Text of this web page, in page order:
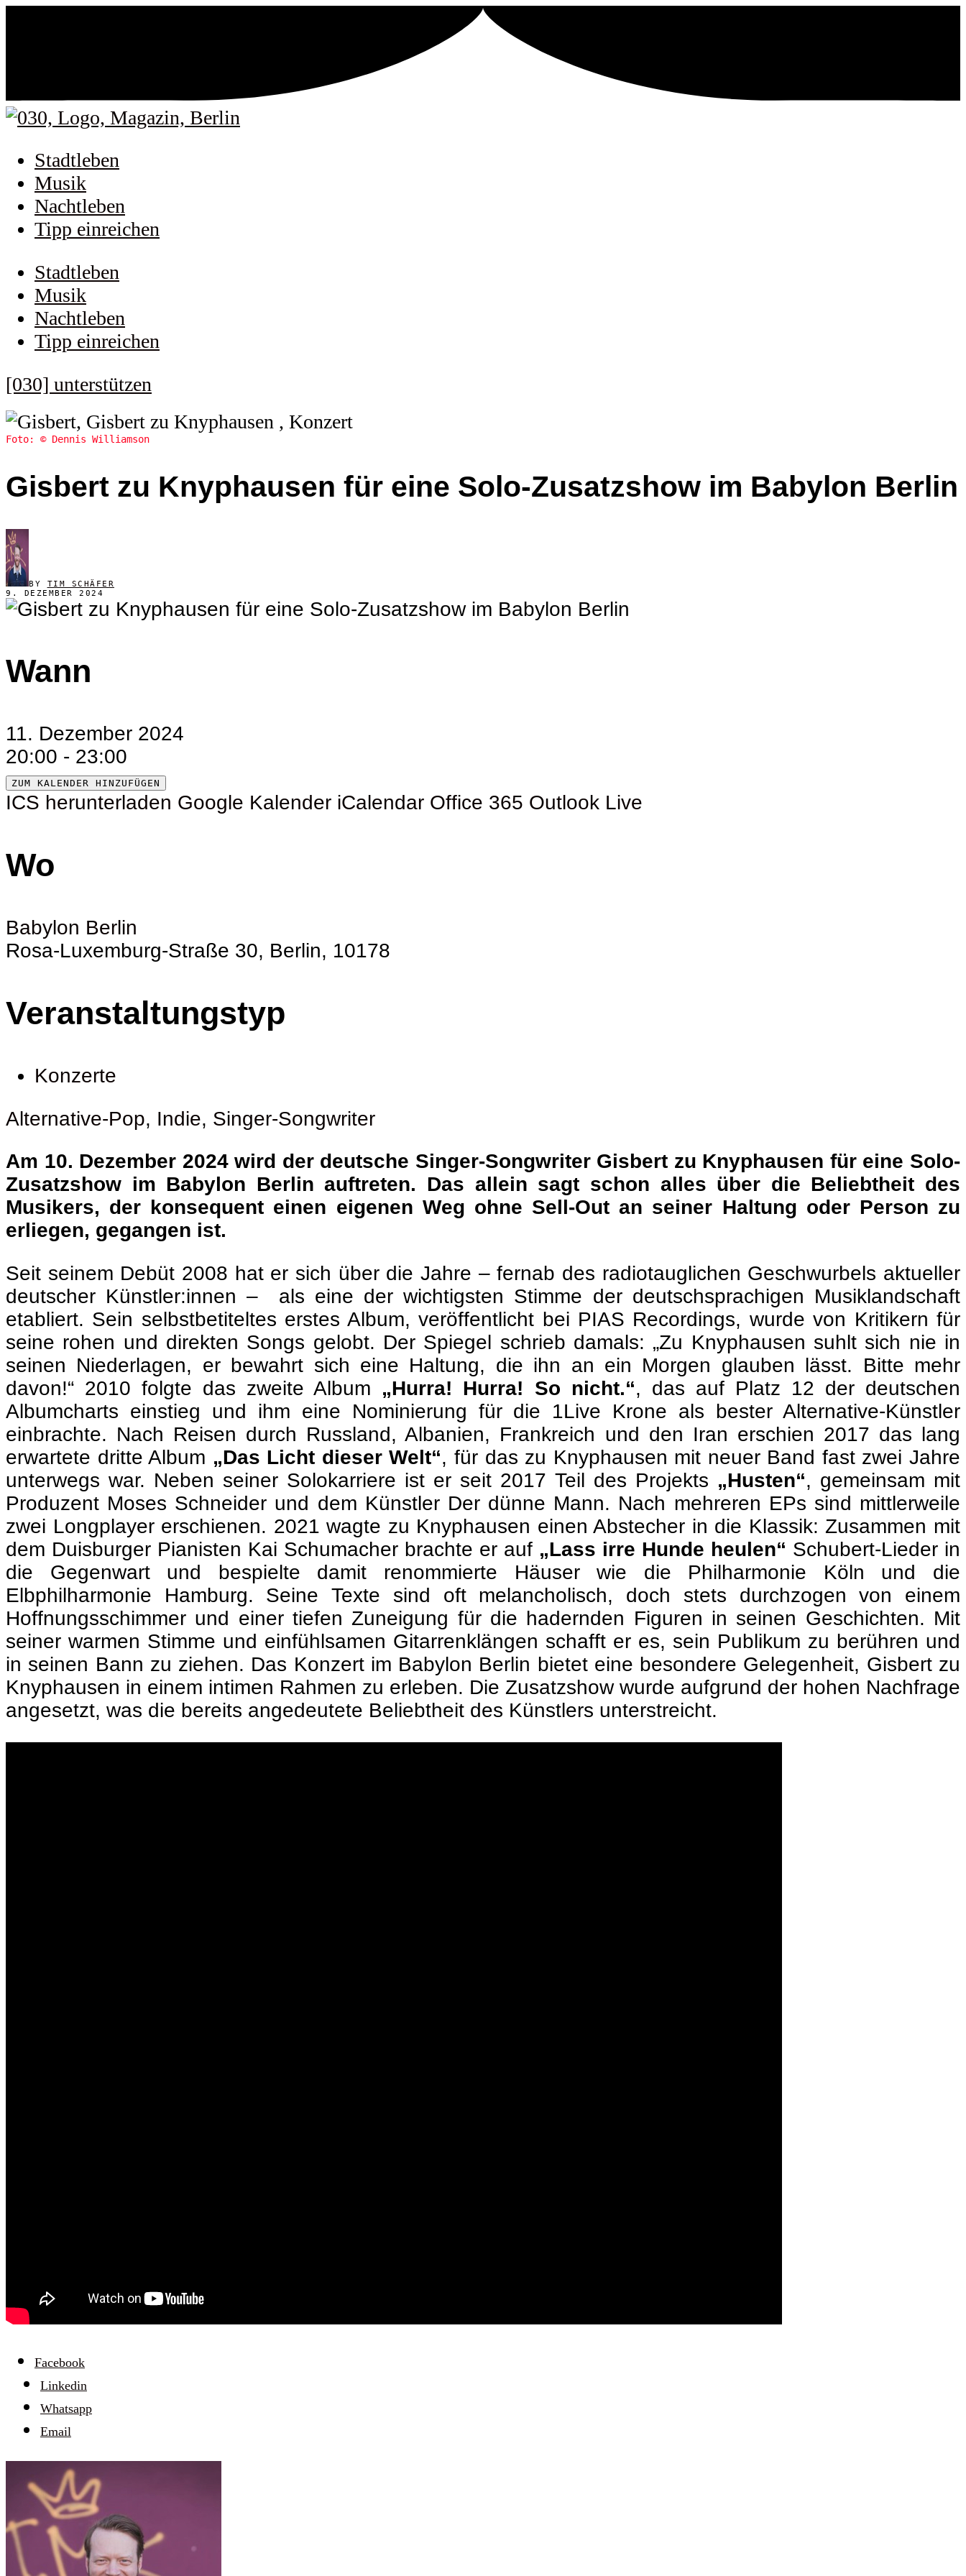
Stadtleben
Musik
Nachtleben
Tipp einreichen
Stadtleben
Musik
Nachtleben
Tipp einreichen
[030] unterstützen
Foto: © Dennis Williamson
Gisbert zu Knyphausen für eine Solo-Zusatzshow im Babylon Berlin
BY TIM SCHÄFER
9. DEZEMBER 2024
Wann
11. Dezember 2024
20:00 - 23:00
ZUM KALENDER HINZUFÜGEN
ICS herunterladen Google Kalender iCalendar Office 365 Outlook Live
Wo
Babylon Berlin
Rosa-Luxemburg-Straße 30, Berlin, 10178
Veranstaltungstyp
Konzerte
Alternative-Pop, Indie, Singer-Songwriter
Am 10. Dezember 2024 wird der deutsche Singer-Songwriter Gisbert zu Knyphausen für eine Solo-
Zusatzshow im Babylon Berlin auftreten. Das allein sagt schon alles über die Beliebtheit des
Musikers, der konsequent einen eigenen Weg ohne Sell-Out an seiner Haltung oder Person zu
erliegen, gegangen ist.
Seit seinem Debüt 2008 hat er sich über die Jahre – fernab des radiotauglichen Geschwurbels aktueller
deutscher Künstler:innen – als eine der wichtigsten Stimme der deutschsprachigen Musiklandschaft
etabliert. Sein selbstbetiteltes erstes Album, veröffentlicht bei PIAS Recordings, wurde von Kritikern für
seine rohen und direkten Songs gelobt. Der Spiegel schrieb damals: „Zu Knyphausen suhlt sich nie in
seinen Niederlagen, er bewahrt sich eine Haltung, die ihn an ein Morgen glauben lässt. Bitte mehr
davon!“ 2010 folgte das zweite Album „Hurra! Hurra! So nicht.“, das auf Platz 12 der deutschen
Albumcharts einstieg und ihm eine Nominierung für die 1Live Krone als bester Alternative-Künstler
einbrachte. Nach Reisen durch Russland, Albanien, Frankreich und den Iran erschien 2017 das lang
erwartete dritte Album „Das Licht dieser Welt“, für das zu Knyphausen mit neuer Band fast zwei Jahre
unterwegs war. Neben seiner Solokarriere ist er seit 2017 Teil des Projekts „Husten“, gemeinsam mit
Produzent Moses Schneider und dem Künstler Der dünne Mann. Nach mehreren EPs sind mittlerweile
zwei Longplayer erschienen. 2021 wagte zu Knyphausen einen Abstecher in die Klassik: Zusammen mit
dem Duisburger Pianisten Kai Schumacher brachte er auf „Lass irre Hunde heulen“ Schubert-Lieder in
die Gegenwart und bespielte damit renommierte Häuser wie die Philharmonie Köln und die
Elbphilharmonie Hamburg. Seine Texte sind oft melancholisch, doch stets durchzogen von einem
Hoffnungsschimmer und einer tiefen Zuneigung für die hadernden Figuren in seinen Geschichten. Mit
seiner warmen Stimme und einfühlsamen Gitarrenklängen schafft er es, sein Publikum zu berühren und
in seinen Bann zu ziehen. Das Konzert im Babylon Berlin bietet eine besondere Gelegenheit, Gisbert zu
Knyphausen in einem intimen Rahmen zu erleben. Die Zusatzshow wurde aufgrund der hohen Nachfrage
angesetzt, was die bereits angedeutete Beliebtheit des Künstlers unterstreicht.
Facebook
Linkedin
Whatsapp
Email